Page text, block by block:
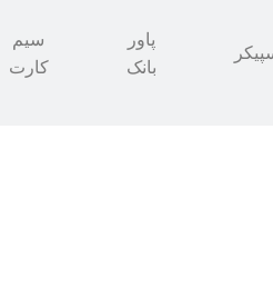
پاور
بانک
سیم
کارت